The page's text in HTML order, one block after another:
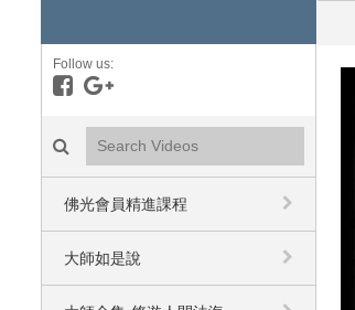
Follow us:
Like on Facebook
Follow on Google+
Search videos icon
佛光會員精進課程
大師如是說